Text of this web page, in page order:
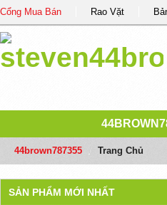
Cổng Mua Bán Rao Vặt
44brown787355 Trang Chủ
SẢN PHẨM MỚI NHẤT